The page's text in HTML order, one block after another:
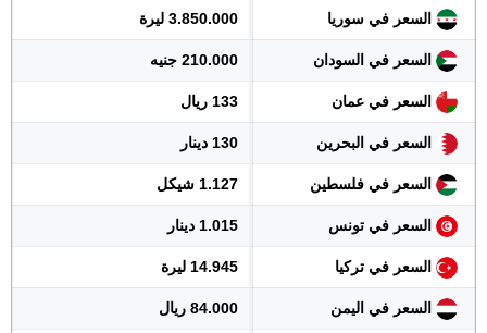
السعر في سوريا 3.850.000 ليرة
السعر في السودان 210.000 جنيه
السعر في عمان 133 ريال
السعر في البحرين 130 دينار
السعر في فلسطين 1.127 شيكل
السعر في تونس 1.015 دينار
السعر في تركيا 14.945 ليرة
السعر في اليمن 84.000 ريال